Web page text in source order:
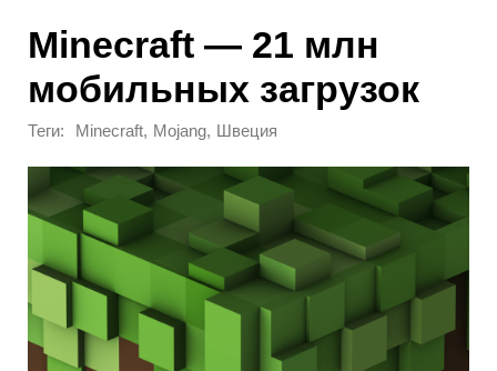
Minecraft — 21 млн
мобильных загрузок
Теги: Minecraft, Mojang, Швеция